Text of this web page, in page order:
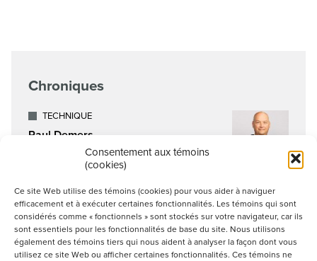
Consentement aux témoins
(cookies)
Ce site Web utilise des témoins (cookies) pour vous aider à naviguer
efficacement et à exécuter certaines fonctionnalités. Les témoins qui sont
considérés comme « fonctionnels » sont stockés sur votre navigateur, car ils
sont essentiels pour les fonctionnalités de base du site. Nous utilisons
également des témoins tiers qui nous aident à analyser la façon dont vous
utilisez ce site Web ou afficher certaines fonctionnalités. Ces témoins ne
Chroniques
TECHNIQUE
Paul Demers
Chroniqueur technique
Ce qu'il faut savoir sur les
modifications au Chapitre 1,
Bâtiment du Code de construction
du Québec 2020